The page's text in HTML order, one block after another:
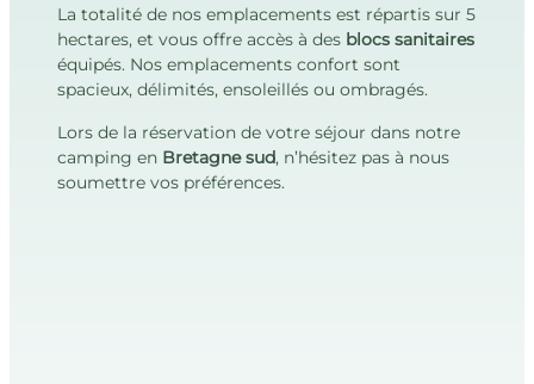
La totalité de nos emplacements est répartis sur 5
hectares, et vous offre accès à des blocs sanitaires
équipés. Nos emplacements confort sont
spacieux, délimités, ensoleillés ou ombragés.
Lors de la réservation de votre séjour dans notre
camping en Bretagne sud, n’hésitez pas à nous
soumettre vos préférences.